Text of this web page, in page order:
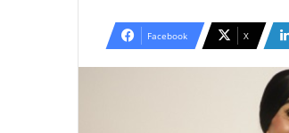
email
Facebook X